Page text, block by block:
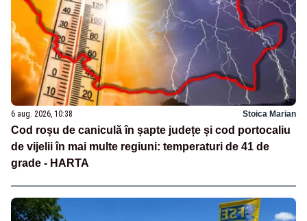
6 aug. 2026, 10:38 Stoica Marian
Cod roșu de caniculă în șapte județe și cod portocaliu
de vijelii în mai multe regiuni: temperaturi de 41 de
grade - HARTA